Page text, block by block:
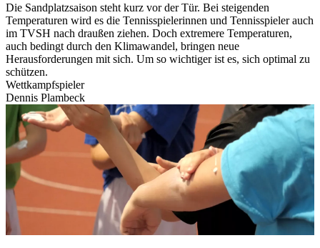
Die Sandplatzsaison steht kurz vor der Tür. Bei steigenden
Temperaturen wird es die Tennisspielerinnen und Tennisspieler auch
im TVSH nach draußen ziehen. Doch extremere Temperaturen,
auch bedingt durch den Klimawandel, bringen neue
Herausforderungen mit sich. Um so wichtiger ist es, sich optimal zu
schützen.
Wettkampfspieler
Dennis Plambeck